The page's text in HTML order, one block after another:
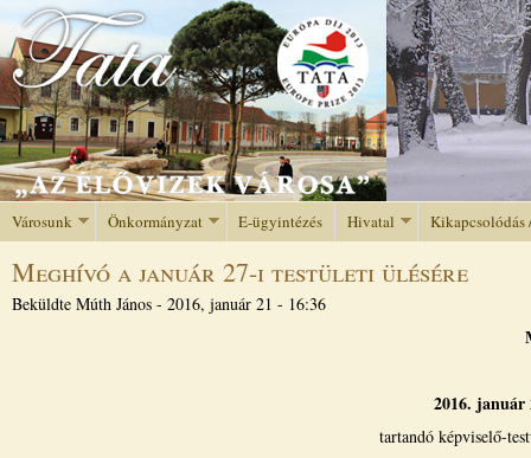
Jump to navigation
Városunk Önkormányzat E-ügyintézés Hivatal Kikapcsolódás
Meghívó a január 27-i testületi ülésére
Beküldte Múth János - 2016, január 21 - 16:36
2016. január
tartandó képviselő-